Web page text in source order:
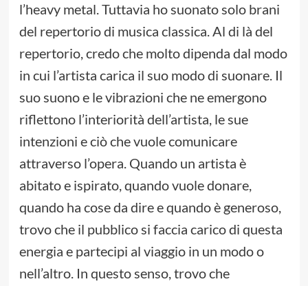
l’heavy metal. Tuttavia ho suonato solo brani
del repertorio di musica classica. Al di là del
repertorio, credo che molto dipenda dal modo
in cui l’artista carica il suo modo di suonare. Il
suo suono e le vibrazioni che ne emergono
riflettono l’interiorità dell’artista, le sue
intenzioni e ciò che vuole comunicare
attraverso l’opera. Quando un artista è
abitato e ispirato, quando vuole donare,
quando ha cose da dire e quando è generoso,
trovo che il pubblico si faccia carico di questa
energia e partecipi al viaggio in un modo o
nell’altro. In questo senso, trovo che